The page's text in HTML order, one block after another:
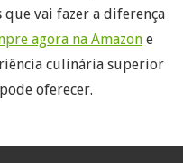
vai fazer a diferença
agora na Amazon e
culinária superior
oferecer.